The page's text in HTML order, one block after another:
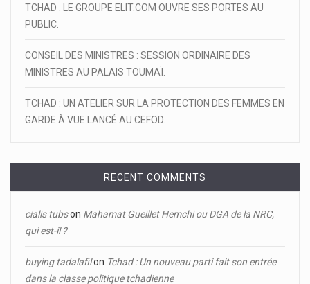
TCHAD : LE GROUPE ELIT.COM OUVRE SES PORTES AU
PUBLIC.
CONSEIL DES MINISTRES : SESSION ORDINAIRE DES
MINISTRES AU PALAIS TOUMAÏ.
TCHAD : UN ATELIER SUR LA PROTECTION DES FEMMES EN
GARDE À VUE LANCÉ AU CEFOD.
RECENT COMMENTS
cialis tubson Mahamat Gueillet Hemchi ou DGA de la NRC,
qui est-il ?
buying tadalafilon Tchad : Un nouveau parti fait son entrée
dans la classe politique tchadienne